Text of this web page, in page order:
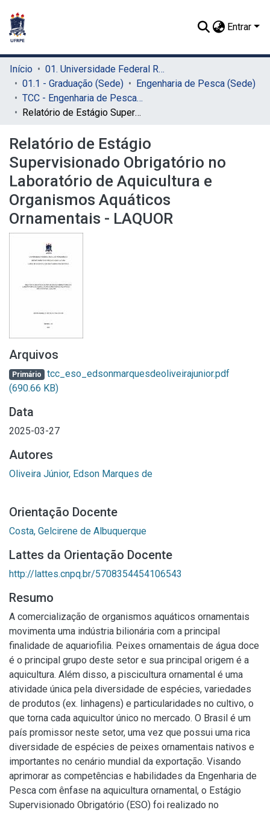
Entrar
Início
01. Universidade Federal Rural de Pernambuco - UFRPE (Sede)
01.1 - Graduação (Sede)
Engenharia de Pesca (Sede)
TCC - Engenharia de Pesca (Sede)
Relatório de Estágio Supervisionado Obrigatório no Laboratório de Aquicultura e Organismos Aquáticos Ornamentais - LAQUOR
Relatório de Estágio
Supervisionado Obrigatório no
Laboratório de Aquicultura e
Organismos Aquáticos
Ornamentais - LAQUOR
Arquivos
Primário tcc_eso_edsonmarquesdeoliveirajunior.pdf
(690.66 KB)
Data
2025-03-27
Autores
Oliveira Júnior, Edson Marques de
Orientação Docente
Costa, Gelcirene de Albuquerque
Lattes da Orientação Docente
http://lattes.cnpq.br/5708354454106543
Resumo
A comercialização de organismos aquáticos ornamentais
movimenta uma indústria bilionária com a principal
finalidade de aquariofilia. Peixes ornamentais de água doce
é o principal grupo deste setor e sua principal origem é a
aquicultura. Além disso, a piscicultura ornamental é uma
atividade única pela diversidade de espécies, variedades
de produtos (ex. linhagens) e particularidades no cultivo, o
que torna cada aquicultor único no mercado. O Brasil é um
país promissor neste setor, uma vez que possui uma rica
diversidade de espécies de peixes ornamentais nativos e
importantes no cenário mundial da exportação. Visando
aprimorar as competências e habilidades da Engenharia de
Pesca com ênfase na aquicultura ornamental, o Estágio
Supervisionado Obrigatório (ESO) foi realizado no